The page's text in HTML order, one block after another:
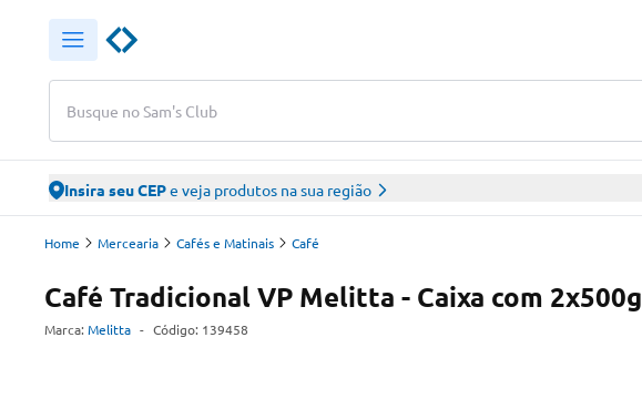
Busque no Sam's Club
Insira seu CEPe veja produtos na sua região
Home Mercearia Cafés e Matinais Café
Café Tradicional VP Melitta - Caixa com 2x500g
Marca: Melitta - Código: 139458